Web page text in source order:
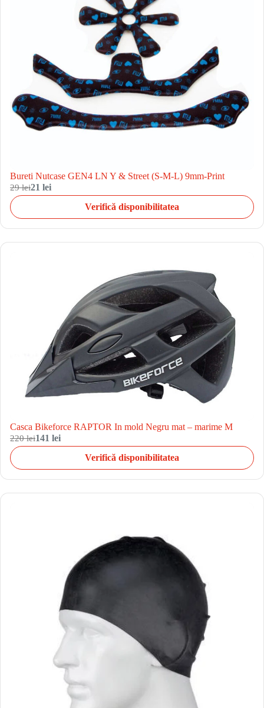
Bureti Nutcase GEN4 LN Y & Street (S-M-L) 9mm-Print
29 lei21 lei
Verifică disponibilitatea
Casca Bikeforce RAPTOR In mold Negru mat – marime M
220 lei141 lei
Verifică disponibilitatea